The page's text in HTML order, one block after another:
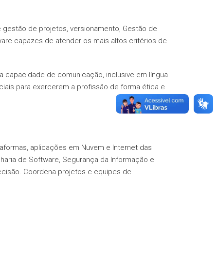
de projetos, versionamento, Gestão de
capazes de atender os mais altos critérios de
de comunicação, inclusive em língua
para exercerem a profissão de forma ética e
aplicações em Nuvem e Internet das
de Software, Segurança da Informação e
Coordena projetos e equipes de